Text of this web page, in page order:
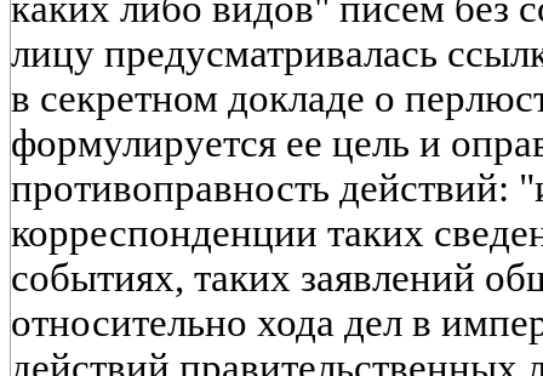
каких либо видов" писем без
лицу предусматривалась
в секретном докладе о
формулируется ее цель и
противоправность действий:
корреспонденции таких
событиях, таких заявлений
относительно хода дел в